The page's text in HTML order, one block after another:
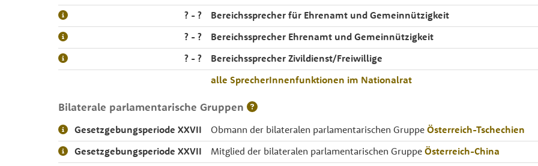
? - ?
Bereichssprecher für Ehrenamt und Gemeinnützigkeit
? - ?
Bereichssprecher Ehrenamt und Gemeinnützigkeit
? - ?
Bereichssprecher Zivildienst/Freiwillige
alle SprecherInnenfunktionen im Nationalrat
Bilaterale parlamentarische Gruppen
Gesetzgebungsperiode XXVII Obmann der bilateralen parlamentarischen Gruppe Österreich-Tschechien
Gesetzgebungsperiode XXVII
Mitglied der bilateralen parlamentarischen Gruppe Österreich-China